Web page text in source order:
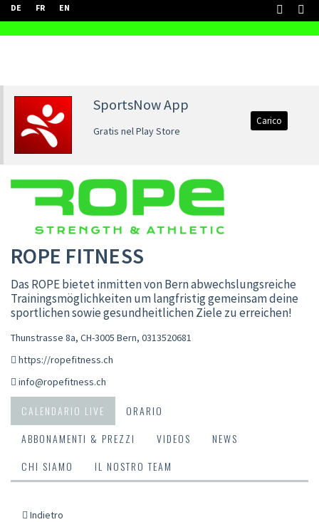
DE FR EN
SportsNow App
Gratis nel Play Store
Carico
ROPE FITNESS
Das ROPE bietet inmitten von Bern abwechslungsreiche
Trainingsmöglichkeiten um langfristig gemeinsam deine
sportlichen sowie gesundheitlichen Ziele zu erreichen!
Thunstrasse 8a, CH-3005 Bern, 0313520681
https://ropefitness.ch
info@ropefitness.ch
CALENDARIO LIVE
ORARIO
ABBONAMENTI & PREZZI
VIDEOS
NEWS
CHI SIAMO
IL NOSTRO TEAM
Indietro